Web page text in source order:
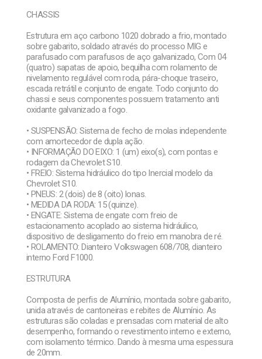
CHASSIS
Estrutura em aço carbono 1020 dobrado a frio, montado
sobre gabarito, soldado através do processo MIG e
parafusado com parafusos de aço galvanizado, Com 04
(quatro) sapatas de apoio, bequilha com rolamento de
nivelamento regulável com roda, pára-choque traseiro,
escada retrátil e conjunto de engate. Todo conjunto do
chassi e seus componentes possuem tratamento anti
oxidante galvanizado a fogo.
• SUSPENSÃO: Sistema de fecho de molas independente
com amortecedor de dupla ação.
• INFORMAÇÃO DO EIXO: 1 (um) eixo(s), com pontas e
rodagem da Chevrolet S10.
• FREIO: Sistema hidráulico do tipo Inercial modelo da
Chevrolet S10.
• PNEUS: 2 (dois) de 8 (oito) lonas.
• MEDIDA DA RODA: 15 (quinze).
• ENGATE: Sistema de engate com freio de
estacionamento acoplado ao sistema hidráulico,
dispositivo de desligamento do freio em manobra de ré.
• ROLAMENTO: Dianteiro Volkswagen 608/708, dianteiro
interno Ford F1000.
ESTRUTURA
Composta de perfis de Alumínio, montada sobre gabarito,
unida através de cantoneiras e rebites de Alumínio. As
estruturas são coladas e prensadas com material de alto
desempenho, formando o revestimento interno e externo,
com isolamento térmico. Dando à mesma uma espessura
de 20mm.